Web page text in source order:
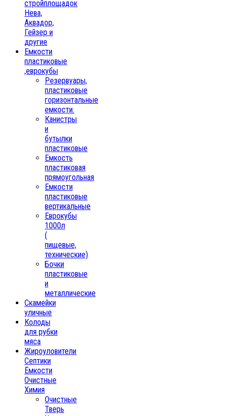
стройплощадок
Нева,
Аквадор,
Гейзер и
другие
Емкости
пластиковые
,еврокубы
Резервуары,
пластиковые
горизонтальные
емкости.
Канистры
и
бутылки
пластиковые
Емкость
пластиковая
прямоугольная
Емкости
пластиковые
вертикальные
Еврокубы
1000л
(
пищевые,
технические)
Бочки
пластиковые
и
металлические
Скамейки
уличные
Колоды
для рубки
мяса
Жироуловители
Септики
Ёмкости
Очистные
Химия
Очистные
Тверь